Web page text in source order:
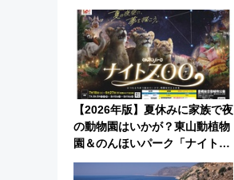
【2026年版】夏休みに家族で夜
の動物園はいかが？東山動植物
園＆のんほいパーク「ナイト
ZOO」開催情報